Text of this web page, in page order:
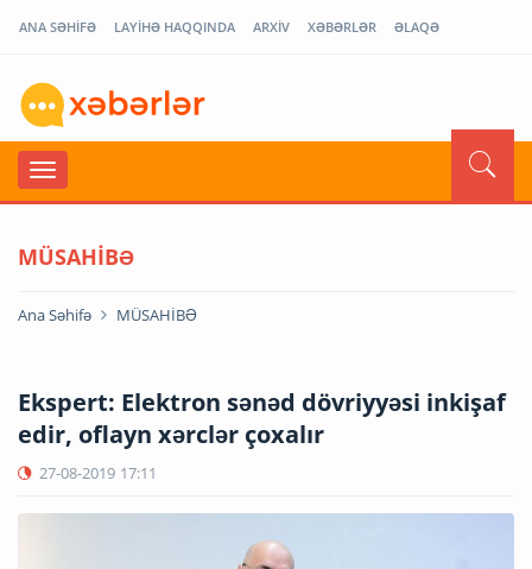
ANA SƏHİFƏ LAYİHƏ HAQQINDA ARXİV XƏBƏRLƏR ƏLAQƏ
MÜSAHİBƏ
Ana Səhifə MÜSAHİBƏ
Ekspert: Elektron sənəd dövriyyəsi inkişaf
edir, oflayn xərclər çoxalır
27-08-2019 17:11